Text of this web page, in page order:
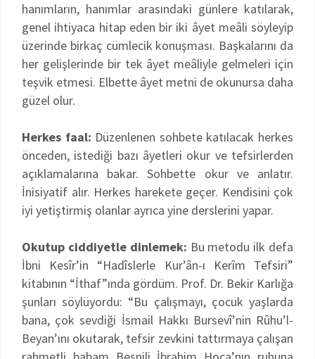
hanımların, hanımlar arasındaki günlere katılarak,
genel ihtiyaca hitap eden bir iki âyet meâli söyleyip
üzerinde birkaç cümlecik konuşması. Başkalarını da
her gelişlerinde bir tek âyet meâliyle gelmeleri için
teşvik etmesi. Elbette âyet metni de okunursa daha
güzel olur.
Herkes faal: Düzenlenen sohbete katılacak herkes
önceden, istediği bazı âyetleri okur ve tefsirlerden
açıklamalarına bakar. Sohbette okur ve anlatır.
İnisiyatif alır. Herkes harekete geçer. Kendisini çok
iyi yetiştirmiş olanlar ayrıca yine derslerini yapar.
Okutup ciddiyetle dinlemek: Bu metodu ilk defa
İbni Kesîr’in “Hadîslerle Kur’ân-ı Kerîm Tefsiri”
kitabının “İthaf”ında gördüm. Prof. Dr. Bekir Karlığa
şunları söylüyordu: “Bu çalışmayı, çocuk yaşlarda
bana, çok sevdiği İsmail Hakkı Bursevî’nin Rûhu’l-
Beyan’ını okutarak, tefsir zevkini tattırmaya çalışan